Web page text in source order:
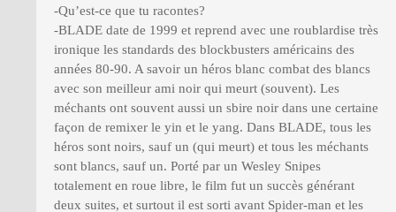
-Qu’est-ce que tu racontes?
-BLADE date de 1999 et reprend avec une roublardise très
ironique les standards des blockbusters américains des
années 80-90. A savoir un héros blanc combat des blancs
avec son meilleur ami noir qui meurt (souvent). Les
méchants ont souvent aussi un sbire noir dans une certaine
façon de remixer le yin et le yang. Dans BLADE, tous les
héros sont noirs, sauf un (qui meurt) et tous les méchants
sont blancs, sauf un. Porté par un Wesley Snipes
totalement en roue libre, le film fut un succès générant
deux suites, et surtout il est sorti avant Spider-man et les